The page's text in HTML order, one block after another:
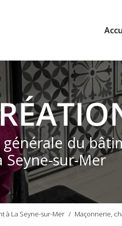
générale du
Seyne-sur-Mer
à La Seyne-sur-Mer
Maçonnerie,